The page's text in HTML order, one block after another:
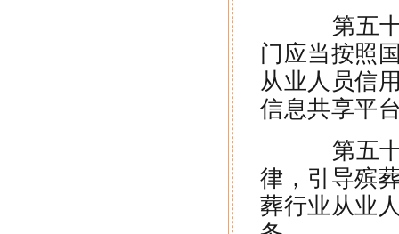
第五十
门应当按照
从业人员信
信息共享平
第五十
律，引导殡
葬行业从业